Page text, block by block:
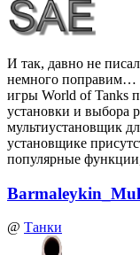
И так, давно не
немного поправим…
игры World of Tanks
установки и выбора
мультиустановщик
установщике
популярные
@ Танки